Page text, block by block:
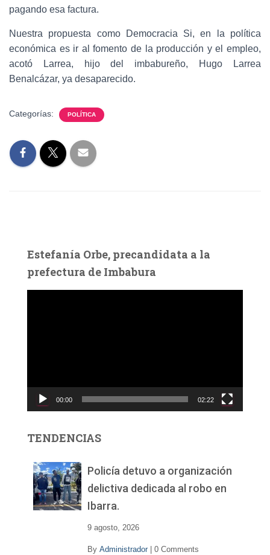
pagando esa factura.
Nuestra propuesta como Democracia Si, en la política
económica es ir al fomento de la producción y el empleo,
acotó Larrea, hijo del imbabureño, Hugo Larrea
Benalcázar, ya desaparecido.
Categorías: POLÍTICA
Estefanía Orbe, precandidata a la
prefectura de Imbabura
c
d
00:00 02:22
TENDENCIAS
Policía detuvo a organización
delictiva dedicada al robo en
Ibarra.
9 agosto, 2026
By Administrador 0 Comments